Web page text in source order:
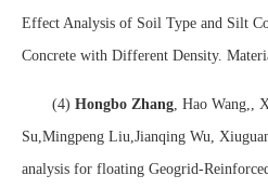
Effect Analysis of Soil Type and Silt
Concrete with Different Density. M
(4) Hongbo Zhang , Hao Wang,,
Su,Mingpeng Liu,Jianqing Wu,
analysis for floating Geogrid-